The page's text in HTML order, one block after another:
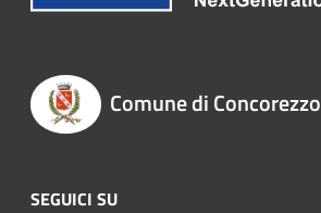
Comune di Concorezzo
SEGUICI SU